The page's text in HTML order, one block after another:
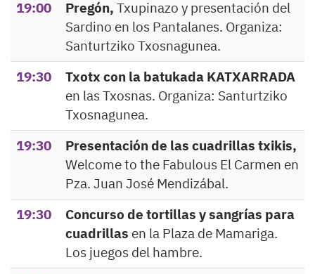
19:00
Pregón, Txupinazo y presentación del
Sardino en los Pantalanes. Organiza:
Santurtziko Txosnagunea.
19:30
Txotx con la batukada KATXARRADA
en las Txosnas. Organiza: Santurtziko
Txosnagunea.
19:30
Presentación de las cuadrillas txikis,
Welcome to the Fabulous El Carmen en
Pza. Juan José Mendizábal.
19:30
Concurso de tortillas y sangrías para
cuadrillas en la Plaza de Mamariga.
Los juegos del hambre.